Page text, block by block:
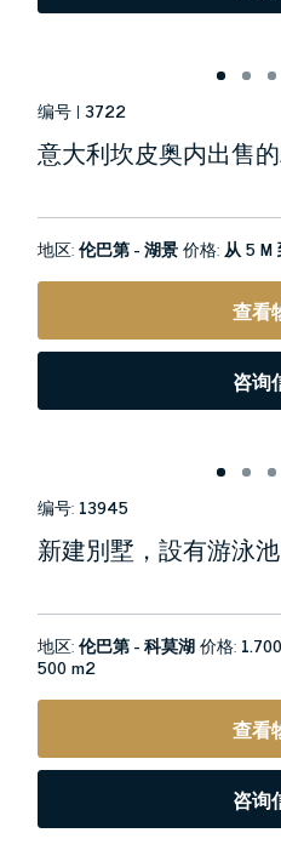
编号 | 3722
意大利坎皮奥内出售
地区:伦巴第 - 湖景价格:从 5 M
查看
咨询
编号: 13945
新建別墅，設有游泳
地区:伦巴第 - 科莫湖价格:
500 m2
查看
咨询